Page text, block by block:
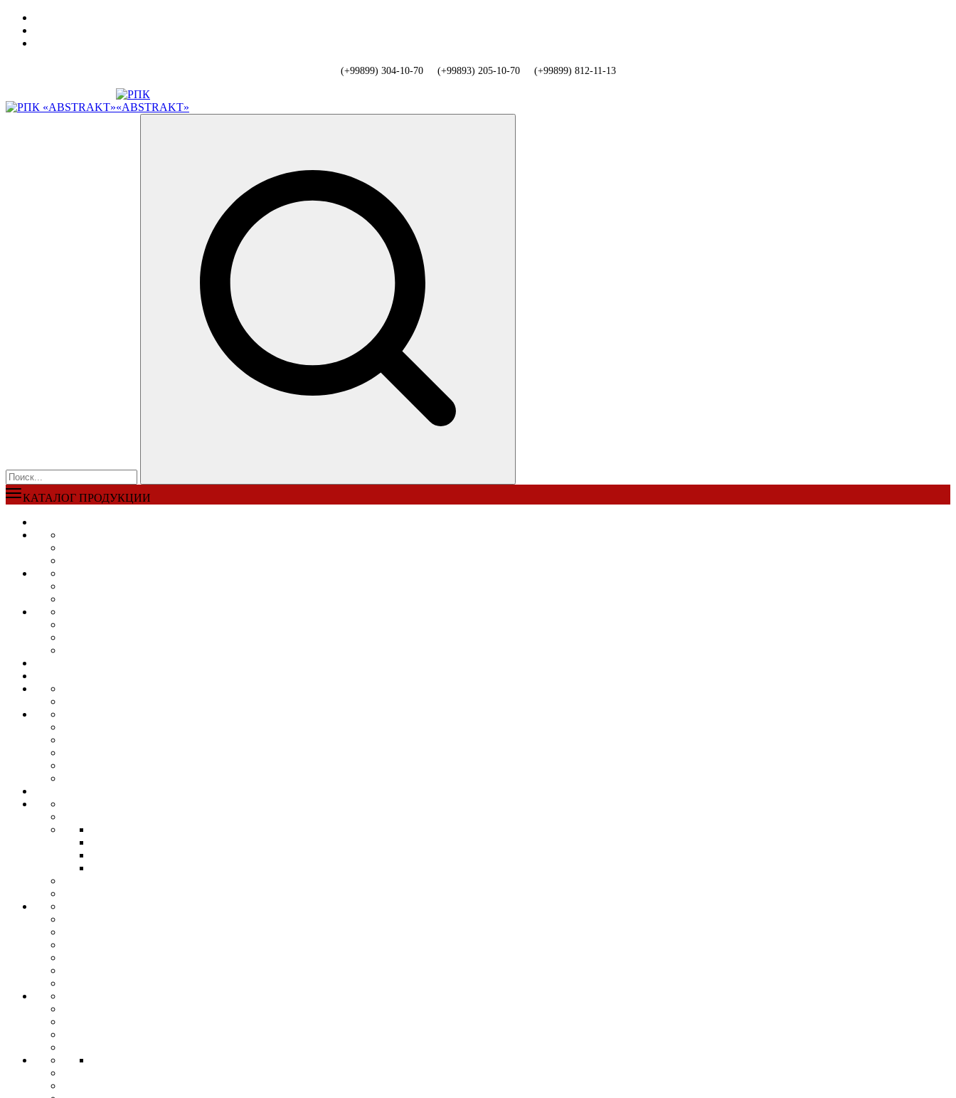
(+99899) 304-10-70 (+99893) 205-10-70 (+99899) 812-11-13
КАТАЛОГ ПРОДУКЦИИ